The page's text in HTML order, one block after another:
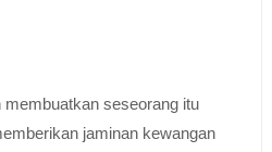
seseorang itu
jaminan kewangan